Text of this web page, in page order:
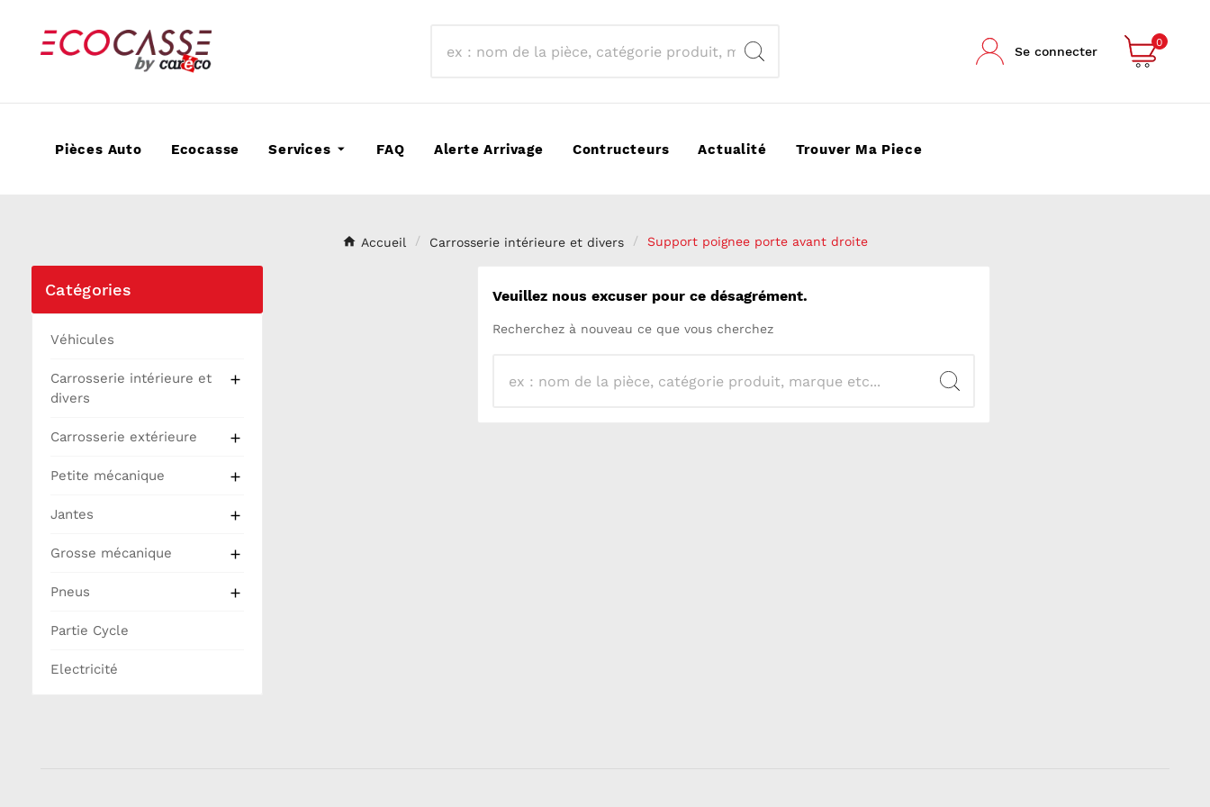
Se connecter
0
Pièces Auto Ecocasse Services FAQ Alerte Arrivage Contructeurs Actualité Trouver Ma Piece
Accueil Carrosserie intérieure et divers Support poignee porte avant droite
Catégories
Véhicules
Carrosserie intérieure et
divers

Carrosserie extérieure 
Petite mécanique 
Jantes 
Grosse mécanique 
Pneus 
Partie Cycle
Electricité
Veuillez nous excuser pour ce désagrément.
Recherchez à nouveau ce que vous cherchez